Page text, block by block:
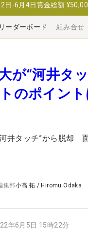
日-6月4日賞金総額
リーダーボード 組み合せ
が“河井タ
のポイント
井タッチ”から脱却
集部小高 拓 / Hiromu Odaka
年6月5日 15時22分